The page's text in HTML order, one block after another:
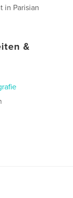
in Parisian
&